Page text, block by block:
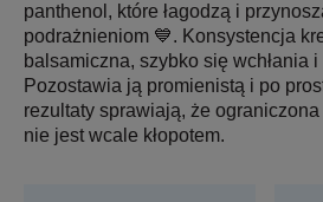
panthenol, które łagodzą i
podrażnieniom 💙. Konsystencja
balsamiczna, szybko się wchłania
Pozostawia ją promienistą i po
rezultaty sprawiają, że
nie jest wcale kłopotem.